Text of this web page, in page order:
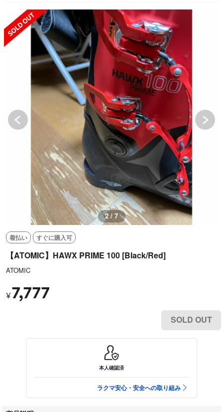
SOLD OUT
2 / 7
着払い すぐに購入可
【ATOMIC】HAWX PRIME 100 [Black/Red]
ATOMIC
¥7,777
SOLD OUT
本人確認済
ラクマ安心・安全への取り組み